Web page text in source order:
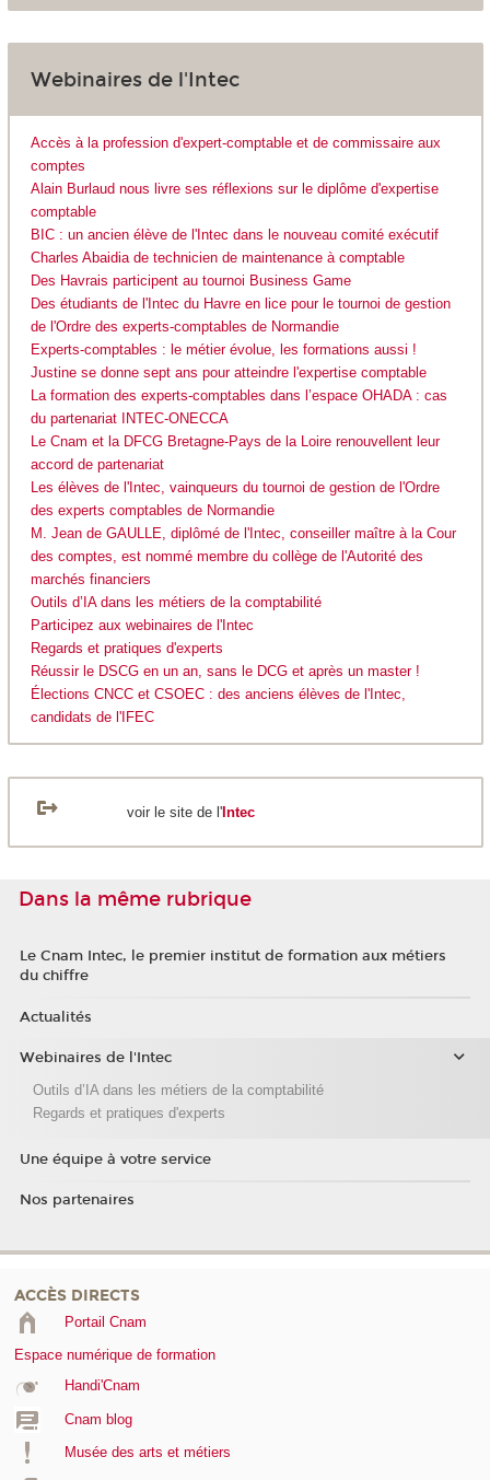
Webinaires de l'Intec
Accès à la profession d'expert-comptable et de commissaire aux
comptes
Alain Burlaud nous livre ses réflexions sur le diplôme d'expertise
comptable
BIC : un ancien élève de l'Intec dans le nouveau comité exécutif
Charles Abaidia de technicien de maintenance à comptable
Des Havrais participent au tournoi Business Game
Des étudiants de l'Intec du Havre en lice pour le tournoi de gestion
de l'Ordre des experts-comptables de Normandie
Experts-comptables : le métier évolue, les formations aussi !
Justine se donne sept ans pour atteindre l'expertise comptable
La formation des experts-comptables dans l’espace OHADA : cas
du partenariat INTEC-ONECCA
Le Cnam et la DFCG Bretagne-Pays de la Loire renouvellent leur
accord de partenariat
Les élèves de l'Intec, vainqueurs du tournoi de gestion de l'Ordre
des experts comptables de Normandie
M. Jean de GAULLE, diplômé de l'Intec, conseiller maître à la Cour
des comptes, est nommé membre du collège de l'Autorité des
marchés financiers
Outils d’IA dans les métiers de la comptabilité
Participez aux webinaires de l'Intec
Regards et pratiques d'experts
Réussir le DSCG en un an, sans le DCG et après un master !
Élections CNCC et CSOEC : des anciens élèves de l'Intec,
candidats de l'IFEC
voir le site de l' Intec
Dans la même rubrique
Le Cnam Intec, le premier institut de formation aux métiers
du chiffre
Actualités
Webinaires de l'Intec
Outils d’IA dans les métiers de la comptabilité
Regards et pratiques d'experts
Une équipe à votre service
Nos partenaires
ACCÈS DIRECTS
Portail Cnam
Espace numérique de formation
Handi'Cnam
Cnam blog
Musée des arts et métiers